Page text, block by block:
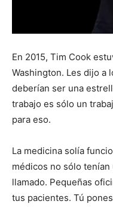
En 2015, Tim Cook
Washington. Les dijo a
deberían ser una
trabajo es sólo un
para eso.
La medicina solía
médicos no sólo
llamado. Pequeñas
tus pacientes. Tú